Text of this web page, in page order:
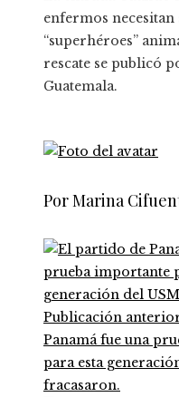
enfermos necesitan
“superhéroes”
rescate se publicó
Guatemala.
Por Marina
Publicación
Panamá fue una
para esta
fracasaron.